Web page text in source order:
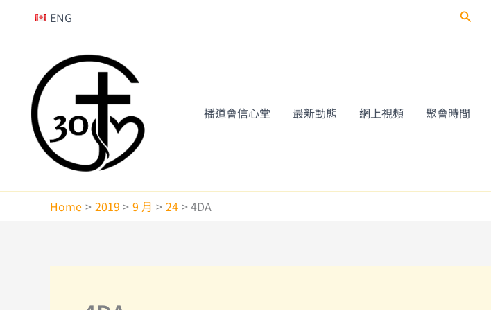
ENG Search
播道會信心堂 最新動態 網上視頻 聚會時間
Home 2019 9 月 24 4DA